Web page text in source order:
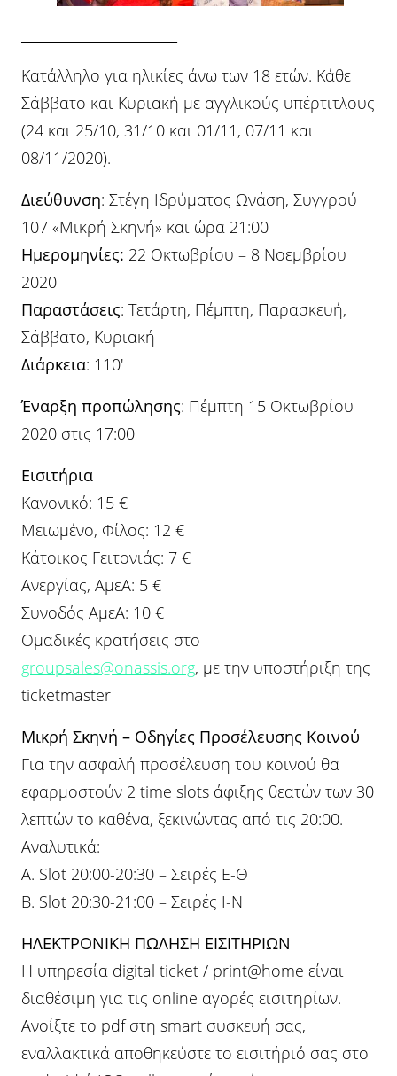
Κατάλληλο για ηλικίες άνω των 18 ετών. Κάθε
Σάββατο και Κυριακή με αγγλικούς υπέρτιτλους
(24 και 25/10, 31/10 και 01/11, 07/11 και
08/11/2020).
Διεύθυνση: Στέγη Ιδρύματος Ωνάση, Συγγρού
107 «Μικρή Σκηνή» και ώρα 21:00
Ημερομηνίες: 22 Οκτωβρίου – 8 Νοεμβρίου
2020
Παραστάσεις: Τετάρτη, Πέμπτη, Παρασκευή,
Σάββατο, Κυριακή
Διάρκεια: 110′
Έναρξη προπώλησης: Πέμπτη 15 Οκτωβρίου
2020 στις 17:00
Εισιτήρια
Κανονικό: 15 €
Μειωμένο, Φίλος: 12 €
Κάτοικος Γειτονιάς: 7 €
Ανεργίας, ΑμεΑ: 5 €
Συνοδός ΑμεΑ: 10 €
Ομαδικές κρατήσεις στο
groupsales@onassis.org, με την υποστήριξη της
ticketmaster
Μικρή Σκηνή – Οδηγίες Προσέλευσης Κοινού
Για την ασφαλή προσέλευση του κοινού θα
εφαρμοστούν 2 time slots άφιξης θεατών των 30
λεπτών το καθένα, ξεκινώντας από τις 20:00.
Αναλυτικά:
A. Slot 20:00-20:30 – Σειρές Ε-Θ
B. Slot 20:30-21:00 – Σειρές Ι-Ν
ΗΛΕΚΤΡΟΝΙΚΗ ΠΩΛΗΣΗ ΕΙΣΙΤΗΡΙΩΝ
Η υπηρεσία digital ticket / print@home είναι
διαθέσιμη για τις online αγορές εισιτηρίων.
Ανοίξτε το pdf στη smart συσκευή σας,
εναλλακτικά αποθηκεύστε το εισιτήριό σας στο